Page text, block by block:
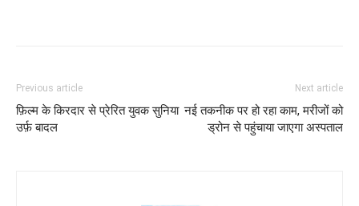
Previous article
फ़िल्म के किरदार से प्रेरित युवक सुनिया
उर्फ़ बादल
Next article
नई तकनीक पर हो रहा काम, मरीजों को
ड्रोन से पहुंचाया जाएगा अस्पताल